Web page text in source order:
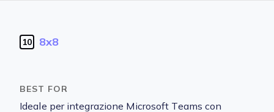
10 8x8
Ideale per integrazione Microsoft Teams con